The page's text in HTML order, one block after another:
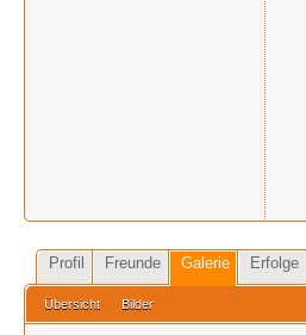
Profil Freunde Galerie Erfolge
Übersicht Bilder